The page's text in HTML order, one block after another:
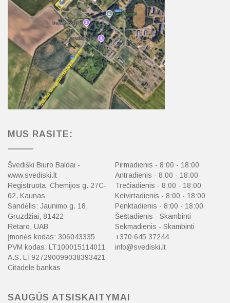
MUS RASITE:
Švediški Biuro Baldai -
www.svediski.lt
Registruota: Chemijos g. 27C-
62, Kaunas
Sandėlis: Jaunimo g. 18,
Gruzdžiai, 81422
Retaro, UAB
Įmonės kodas: 306043335
PVM kodas: LT100015114011
A.S. LT927290099038393421
Citadele bankas
Pirmadienis - 8:00 - 18:00
Antradienis - 8:00 - 18:00
Trečiadienis - 8:00 - 18:00
Ketvirtadienis - 8:00 - 18:00
Penktadienis - 8:00 - 18:00
Šeštadienis - Skambinti
Sekmadienis - Skambinti
+370 645 37244
info@svediski.lt
SAUGŪS ATSISKAITYMAI